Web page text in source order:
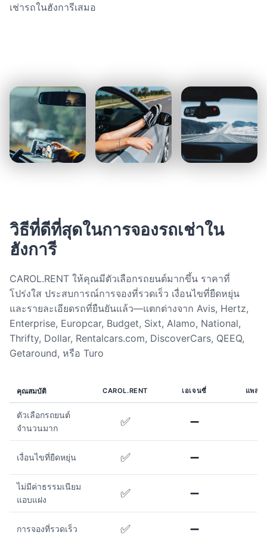
เช่ารถในฮังการีเสมอ
วิธีที่ดีที่สุดในการจองรถเช่าใน
ฮังการี
CAROL.RENT ให้คุณมีตัวเลือกรถยนต์มากขึ้น ราคาที่
โปร่งใส ประสบการณ์การจองที่รวดเร็ว เงื่อนไขที่ยืดหยุ่น
และรายละเอียดรถที่ยืนยันแล้ว—แตกต่างจาก Avis, Hertz,
Enterprise, Europcar, Budget, Sixt, Alamo, National,
Thrifty, Dollar, Rentalcars.com, DiscoverCars, QEEQ,
Getaround, หรือ Turo
คุณสมบัติ CAROL.RENT เอเจนซี่ แพลต
ตัวเลือกรถยนต์
จำนวนมาก
✅ ➖
เงื่อนไขที่ยืดหยุ่น ✅ ➖
ไม่มีค่าธรรมเนียม
แอบแฝง
✅ ➖
การจองที่รวดเร็ว ✅ ➖